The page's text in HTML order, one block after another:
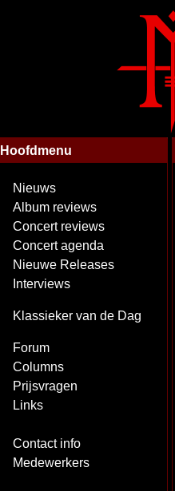
Hoofdmenu
Nieuws
Album reviews
Concert reviews
Concert agenda
Nieuwe Releases
Interviews
Klassieker van de Dag
Forum
Columns
Prijsvragen
Links
Contact info
Medewerkers